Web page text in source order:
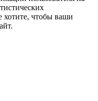
хотите, чтобы ваши